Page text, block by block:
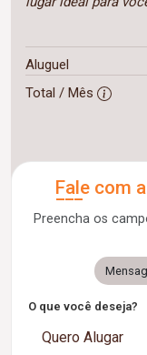
Aluguel
Total / Mês
Fale com
Preencha os
O que você deseja?
Quero Alugar